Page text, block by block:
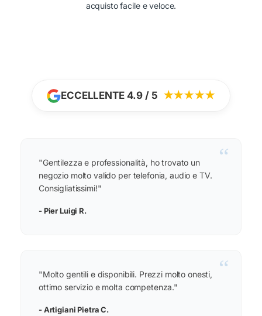
acquisto facile e veloce.
ECCELLENTE 4.9 / 5 ★★★★★
“
"Gentilezza e professionalità, ho trovato un
negozio molto valido per telefonia, audio e TV.
Consigliatissimi!"
- Pier Luigi R.
“
"Molto gentili e disponibili. Prezzi molto onesti,
ottimo servizio e molta competenza."
- Artigiani Pietra C.